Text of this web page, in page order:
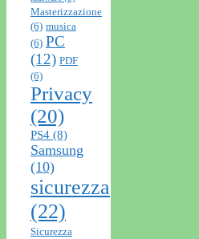
Masterizzazione
(6) musica
(6) PC
(12) PDF
(6)
Privacy
(20)
PS4 (8)
Samsung
(10)
sicurezza
(22)
Sicurezza